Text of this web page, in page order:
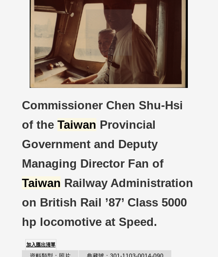
Commissioner Chen Shu-Hsi
of the Taiwan Provincial
Government and Deputy
Managing Director Fan of
Taiwan Railway Administration
on British Rail ’87’ Class 5000
hp locomotive at Speed.
加入匯出清單